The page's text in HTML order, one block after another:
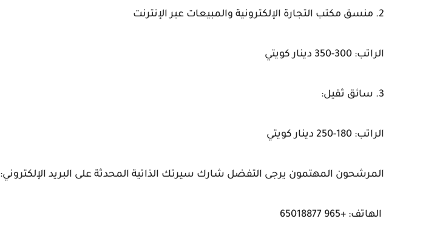
2. منسق مكتب التجارة الإلكترونية والمبيعات عبر الإنترنت
الراتب: 300-350 دينار كويتي
3. سائق ثقيل:
الراتب: 180-250 دينار كويتي
المرشحون المهتمون يرجى التفضل شارك سيرتك الذاتية المحدثة على البريد الإلكتروني:
الهاتف: +965 65018877